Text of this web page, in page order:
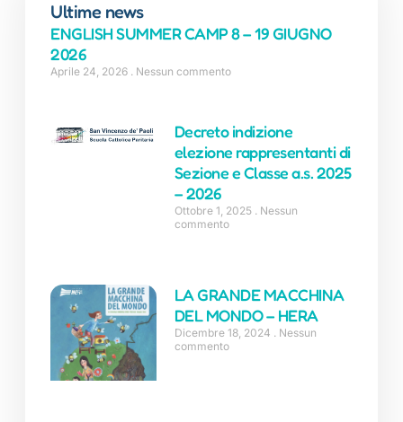
Ultime news
ENGLISH SUMMER CAMP 8 – 19 GIUGNO
2026
Aprile 24, 2026 Nessun commento
Decreto indizione
elezione rappresentanti di
Sezione e Classe a.s. 2025
– 2026
Ottobre 1, 2025 Nessun
commento
LA GRANDE MACCHINA
DEL MONDO – HERA
Dicembre 18, 2024 Nessun
commento